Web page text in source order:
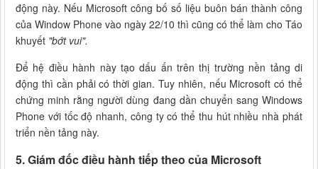
động này. Nếu Microsoft công bố số liệu buôn bán thành công
của Window Phone vào ngày 22/10 thì cũng có thể làm cho Táo
khuyết "bớt vui".
Để hệ điều hành này tạo dấu ấn trên thị trường nền tảng di
động thì cần phải có thời gian. Tuy nhiên, nếu Microsoft có thể
chứng minh rằng người dùng đang dần chuyển sang Windows
Phone với tốc độ nhanh, công ty có thể thu hút nhiều nhà phát
triển nền tảng này.
5. Giám đốc điều hành tiếp theo của Microsoft